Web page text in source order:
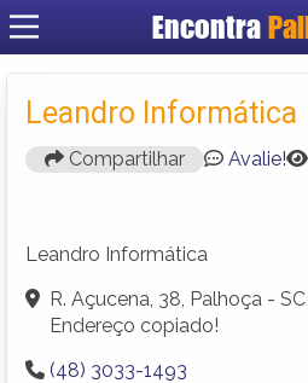
Encontra
Criar
Leandro Informática
Compartilhar Avalie!
Leandro Informática
R. Açucena, 38, Palhoça -
Endereço copiado!
(48) 3033-1493